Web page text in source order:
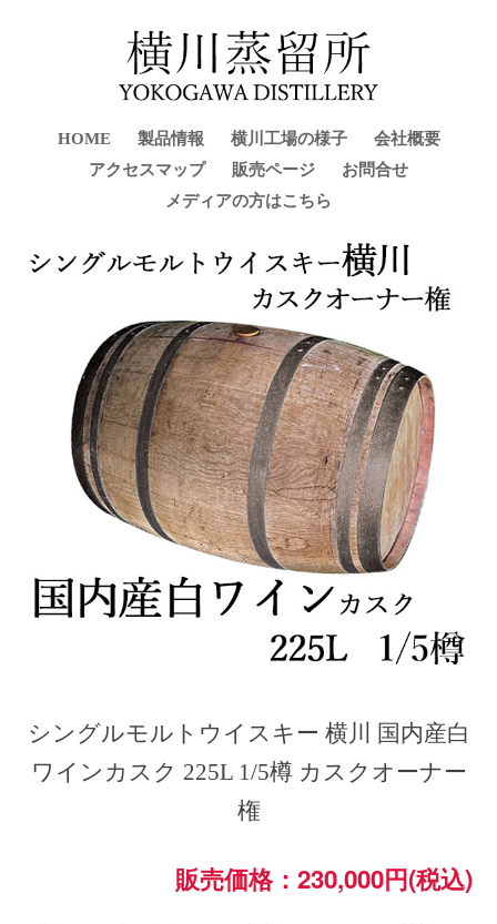
HOME 製品情報 横川工場の様子
会社概要
アクセスマップ
販売ページ
お問合せ
メディアの方はこちら
シングルモルトウイスキー 横川 国内産白
ワインカスク 225L 1/5樽 カスクオーナー
権
販売価格：230,000円(税込)